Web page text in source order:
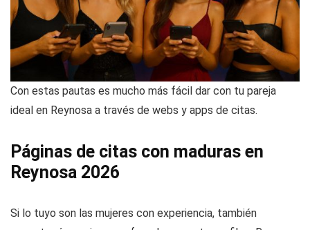
Con estas pautas es mucho más fácil dar con tu pareja
ideal en Reynosa a través de webs y apps de citas.
Páginas de citas con maduras en
Reynosa 2026
Si lo tuyo son las mujeres con experiencia, también